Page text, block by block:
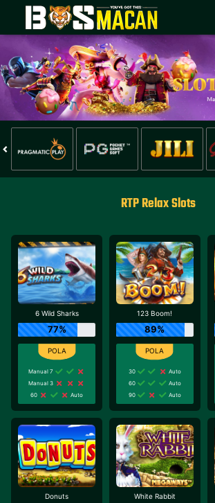
RTP Relax Slots
6 Wild Sharks
77%
Manual 7
Manual 3
60
Auto
123 Boom!
89%
30
Auto
60
Auto
90
Auto
Donuts White Rabbit